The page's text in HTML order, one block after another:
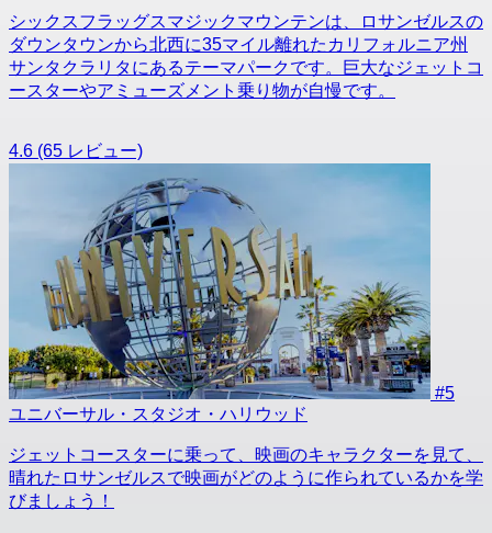
シックスフラッグスマジックマウンテンは、ロサンゼルスの
ダウンタウンから北西に35マイル離れたカリフォルニア州
サンタクラリタにあるテーマパークです。巨大なジェットコ
ースターやアミューズメント乗り物が自慢です。
4.6 (65 レビュー)
#5
ユニバーサル・スタジオ・ハリウッド
ジェットコースターに乗って、映画のキャラクターを見て、
晴れたロサンゼルスで映画がどのように作られているかを学
びましょう！